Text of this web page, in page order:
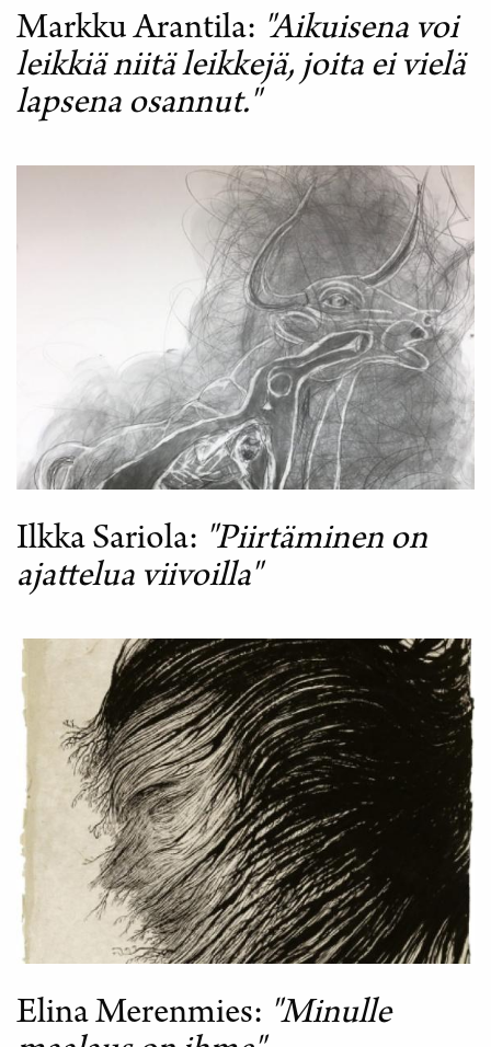
Markku Arantila "Aikuisena voi
leikkiä niitä leikkejä, joita ei vielä
lapsena osannut."
Ilkka Sariola "Piirtäminen on
ajattelua viivoilla"
Elina Merenmies
"Minulle